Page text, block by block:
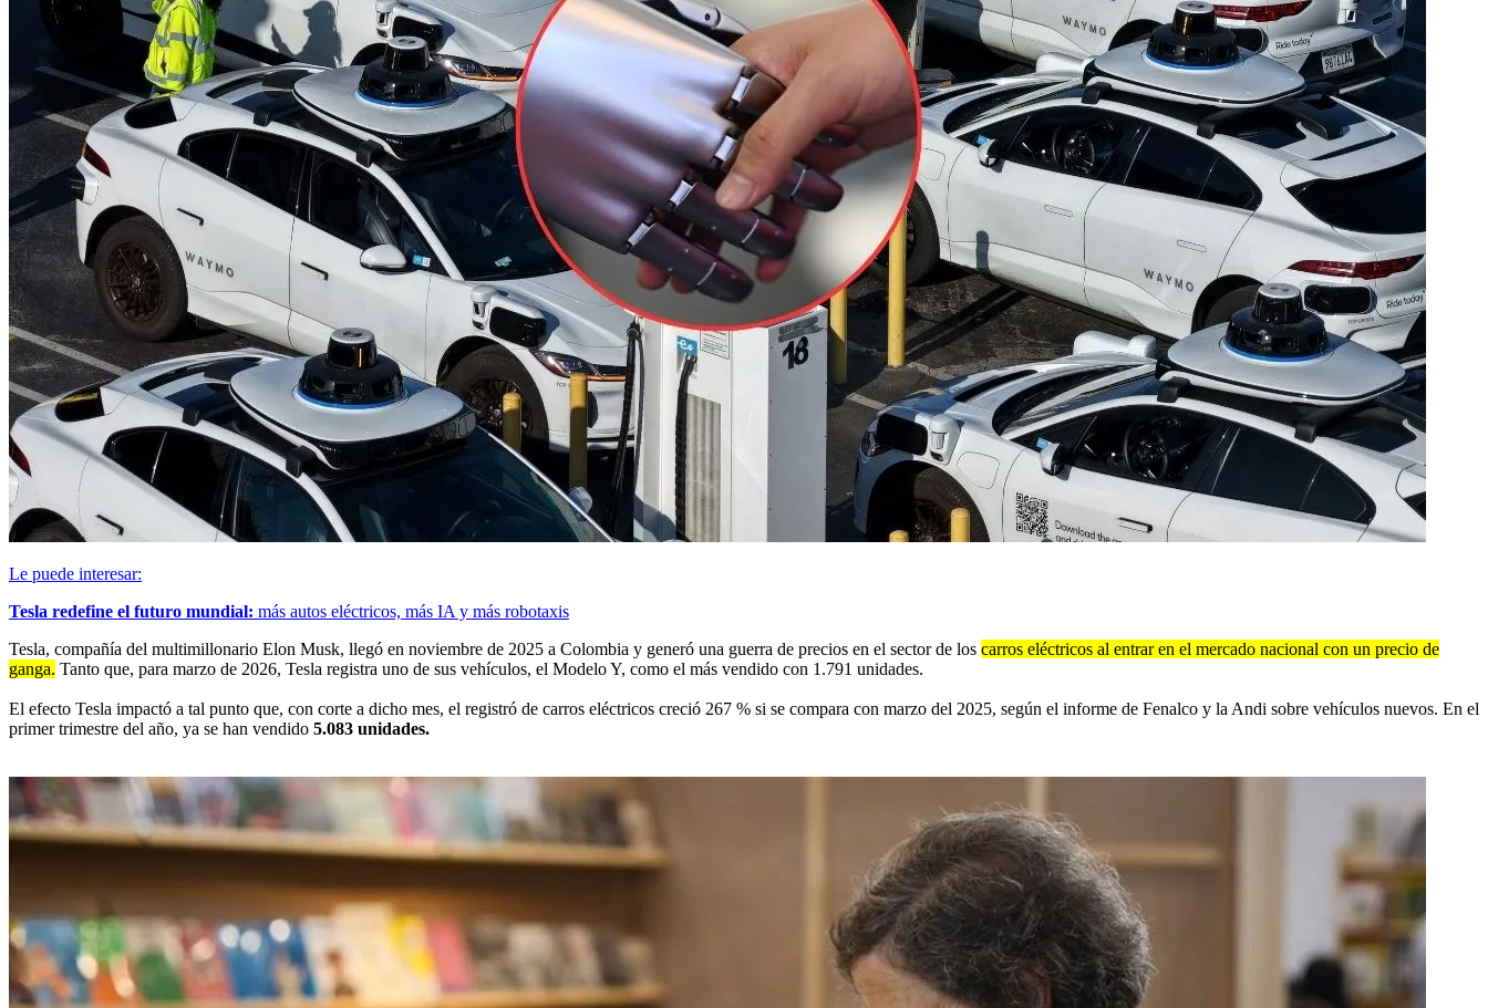
Le puede interesar:
Tesla redefine el futuro mundial: más autos eléctricos, más IA y más robotaxis
Tesla, compañía del multimillonario Elon Musk, llegó en noviembre de 2025 a Colombia y generó una guerra de precios en el sector de los carros eléctricos al entrar en el mercado nacional con un precio de
ganga. Tanto que, para marzo de 2026, Tesla registra uno de sus vehículos, el Modelo Y, como el más vendido con 1.791 unidades.
El efecto Tesla impactó a tal punto que, con corte a dicho mes, el registró de carros eléctricos creció 267 % si se compara con marzo del 2025, según el informe de Fenalco y la Andi sobre vehículos nuevos. En el
primer trimestre del año, ya se han vendido 5.083 unidades.